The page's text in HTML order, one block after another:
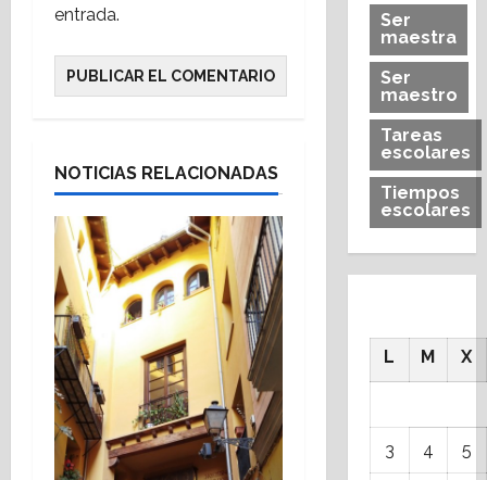
entrada.
NOTICIAS RELACIONADAS
Ser
maestra
Ser
maestro
Tareas
escolares
Tiempos
escolares
L M X
3 4 5